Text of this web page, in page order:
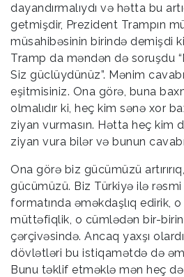
dayandırmalıydı və hətta bu
getmişdir, Prezident Trampın
müsahibəsinin birində demişdi
Tramp da məndən də soruşdu
Siz güclüydünüz”. Mənim
eşitmisiniz. Ona görə, buna
olmalıdır ki, heç kim sənə xor
ziyan vurmasın. Hətta heç kim
ziyan vura bilər və bunun
Ona görə biz gücümüzü
gücümüzü. Biz Türkiyə ilə
formatında əməkdaşlıq edirik,
müttəfiqlik, o cümlədən bir-
çərçivəsində. Ancaq yaxşı
dövlətləri bu istiqamətdə də
Bunu təklif etməklə mən heç də